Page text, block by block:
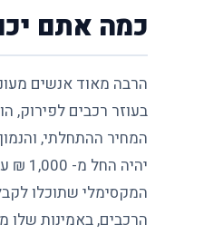
כמה אתם
הרבה מאוד אנשים
בעוזר רכבים לפירוק,
הרכבים, באמינות שלו